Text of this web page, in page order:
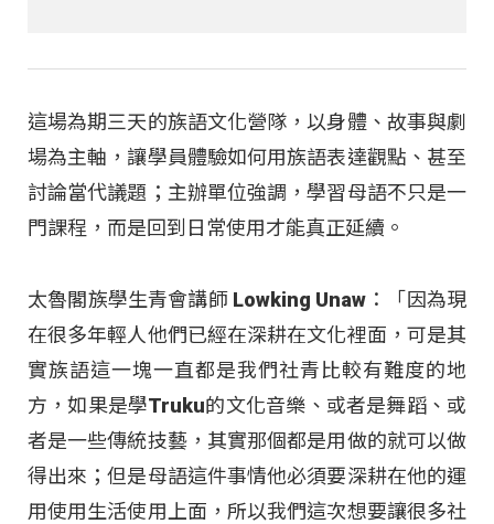
這場為期三天的族語文化營隊，以身體、故事與劇
場為主軸，讓學員體驗如何用族語表達觀點、甚至
討論當代議題；主辦單位強調，學習母語不只是一
門課程，而是回到日常使用才能真正延續。
太魯閣族學生青會講師 Lowking Unaw：「因為現
在很多年輕人他們已經在深耕在文化裡面，可是其
實族語這一塊一直都是我們社青比較有難度的地
方，如果是學Truku的文化音樂、或者是舞蹈、或
者是一些傳統技藝，其實那個都是用做的就可以做
得出來；但是母語這件事情他必須要深耕在他的運
用使用生活使用上面，所以我們這次想要讓很多社